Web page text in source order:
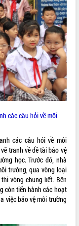
các câu hỏi về môi
các câu hỏi về môi
tranh về đề tài bảo vệ
học. Trước đó, nhà
trường, qua vòng loại
vòng chung kết. Bên
còn tiến hành các hoạt
việc bảo vệ môi trường